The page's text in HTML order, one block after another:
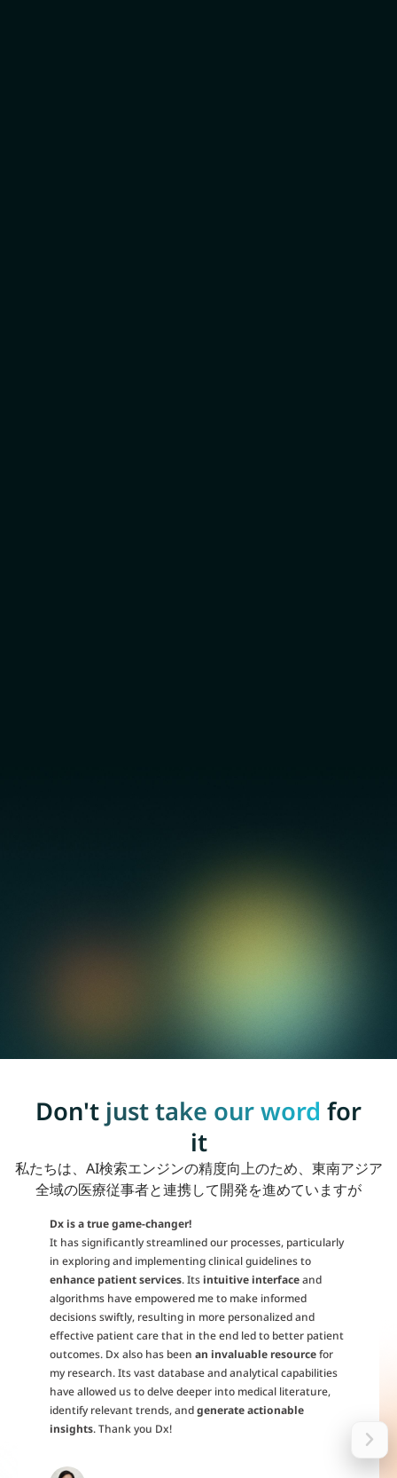
Don't just take our word for
it
私たちは、AI検索エンジンの精度向上のため、東南アジア
全域の医療従事者と連携して開発を進めていますが
Dx is a true game-changer!
It has significantly streamlined our processes, particularly
in exploring and implementing clinical guidelines to
enhance patient services. Its intuitive interfaceand
algorithms have empowered me to make informed
decisions swiftly, resulting in more personalized and
effective patient care that in the end led to better patient
outcomes. Dx also has been an invaluable resourcefor
my research. Its vast database and analytical capabilities
have allowed us to delve deeper into medical literature,
identify relevant trends, andgenerate actionable
insights. Thank you Dx!